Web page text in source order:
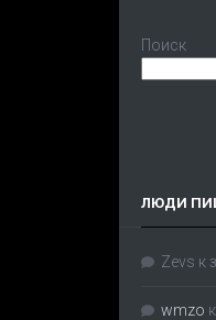
Поиск
ЛЮДИ
Zevs к
wmzo